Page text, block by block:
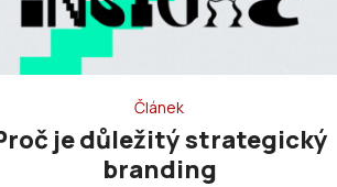
Článek
je důležitý strategický
branding